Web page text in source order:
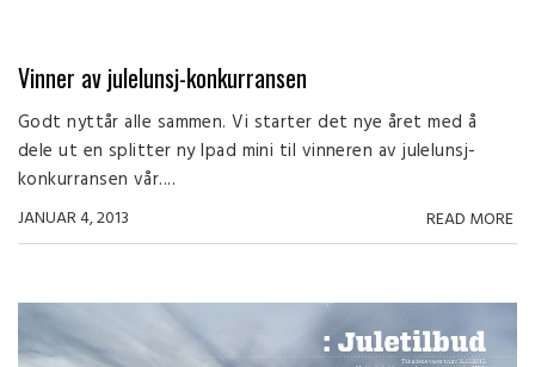
Vinner av julelunsj-konkurransen
Godt nyttår alle sammen. Vi starter det nye året med å
dele ut en splitter ny Ipad mini til vinneren av julelunsj-
konkurransen vår....
JANUAR 4, 2013 READ MORE